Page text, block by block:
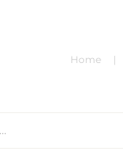
Home